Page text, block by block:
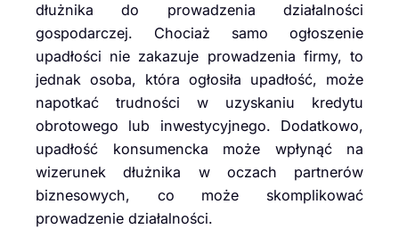
dłużnika do prowadzenia działalności
gospodarczej. Chociaż samo ogłoszenie
upadłości nie zakazuje prowadzenia firmy, to
jednak osoba, która ogłosiła upadłość, może
napotkać trudności w uzyskaniu kredytu
obrotowego lub inwestycyjnego. Dodatkowo,
upadłość konsumencka może wpłynąć na
wizerunek dłużnika w oczach partnerów
biznesowych, co może skomplikować
prowadzenie działalności.